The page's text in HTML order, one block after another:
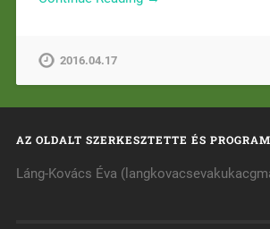
2016.04.17
AZ OLDALT SZERKESZTETTE ÉS
Láng-Kovács Éva